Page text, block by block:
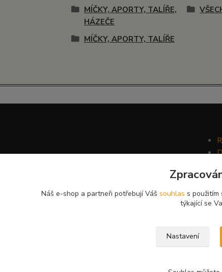
MÍČKY, APORTY, TALÍŘE,
HÁZEČE
MÍČKY, APORTY, TALÍŘE
Náš e-shop a partneři potřebují Váš souhlas s
týkající se
Nastavení